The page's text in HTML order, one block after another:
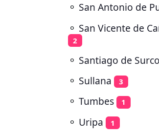
⚬ San Antonio de
⚬ San Vicente de
2
⚬ Santiago de
⚬ Sullana 3
⚬ Tumbes 1
⚬ Uripa 1